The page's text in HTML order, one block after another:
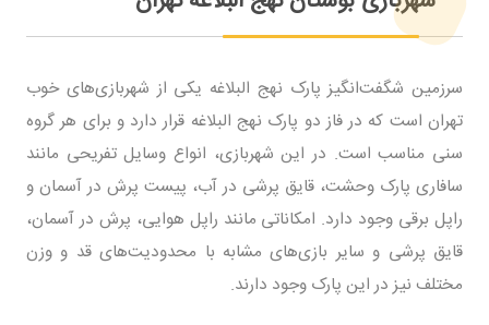
سرزمین شگفت‌انگیز پارک نهج البلاغه یکی از شهربازی‌های خوب
تهران است که در فاز دو پارک نهج البلاغه قرار دارد و برای هر گروه
سنی مناسب است. در این شهربازی، انواع وسایل تفریحی مانند
سافاری پارک وحشت، قایق پرشی در آب، پیست پرش در آسمان و
راپل برقی وجود دارد. امکاناتی مانند راپل هوایی، پرش در آسمان،
قایق پرشی و سایر بازی‌های مشابه با محدودیت‌های قد و وزن
مختلف نیز در این پارک وجود دارند.